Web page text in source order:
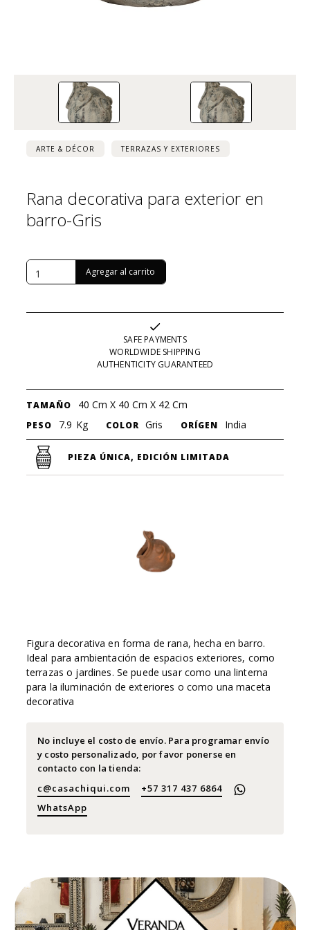
ARTE & DÉCOR TERRAZAS Y EXTERIORES
Rana decorativa para exterior en
barro-Gris
SAFE PAYMENTS
WORLDWIDE SHIPPING
AUTHENTICITY GUARANTEED
TAMAÑO 40 Cm X 40 Cm X 42 Cm
PESO 7.9 Kg COLOR Gris ORÍGEN India
PIEZA ÚNICA, EDICIÓN LIMITADA
Figura decorativa en forma de rana, hecha en barro.
Ideal para ambientación de espacios exteriores, como
terrazas o jardines. Se puede usar como una linterna
para la iluminación de exteriores o como una maceta
decorativa
No incluye el costo de envío. Para programar envío
y costo personalizado, por favor ponerse en
contacto con la tienda:
c@casachiqui.com
+57 317 437 6864
WhatsApp